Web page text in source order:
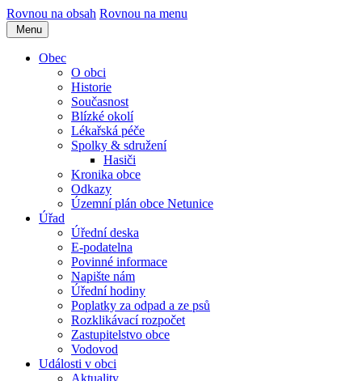
Rovnou na obsah Rovnou na menu
Menu
Obec
O obci
Historie
Současnost
Blízké okolí
Lékařská péče
Spolky & sdružení
Hasiči
Kronika obce
Odkazy
Územní plán obce Netunice
Úřad
Úřední deska
E-podatelna
Povinné informace
Napište nám
Úřední hodiny
Poplatky za odpad a ze psů
Rozklikávací rozpočet
Zastupitelstvo obce
Vodovod
Události v obci
Aktuality